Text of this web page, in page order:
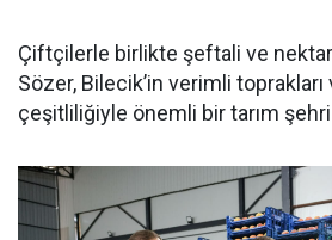
Çiftçilerle birlikte şeftali ve
Sözer, Bilecik’in verimli
çeşitliliğiyle önemli bir tarım